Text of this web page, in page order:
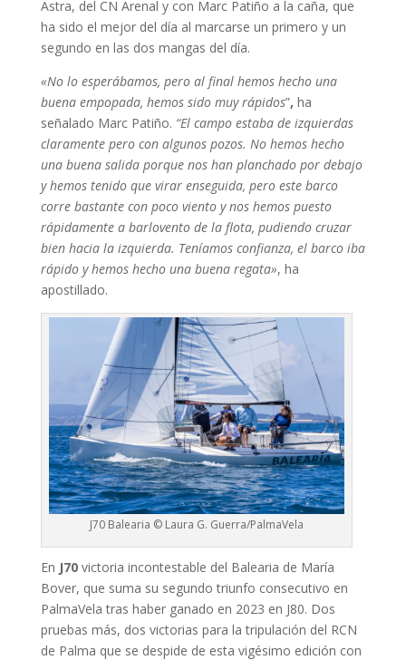
Astra, del CN Arenal y con Marc Patiño a la caña, que
ha sido el mejor del día al marcarse un primero y un
segundo en las dos mangas del día.
«No lo esperábamos, pero al final hemos hecho una
buena empopada, hemos sido muy rápidos”, ha
señalado Marc Patiño. “El campo estaba de izquierdas
claramente pero con algunos pozos. No hemos hecho
una buena salida porque nos han planchado por debajo
y hemos tenido que virar enseguida, pero este barco
corre bastante con poco viento y nos hemos puesto
rápidamente a barlovento de la flota, pudiendo cruzar
bien hacia la izquierda. Teníamos confianza, el barco iba
rápido y hemos hecho una buena regata», ha
apostillado.
J70 Balearia © Laura G. Guerra/PalmaVela
En J70victoria incontestable del Balearia de María
Bover, que suma su segundo triunfo consecutivo en
PalmaVela tras haber ganado en 2023 en J80. Dos
pruebas más, dos victorias para la tripulación del RCN
de Palma que se despide de esta vigésimo edición con